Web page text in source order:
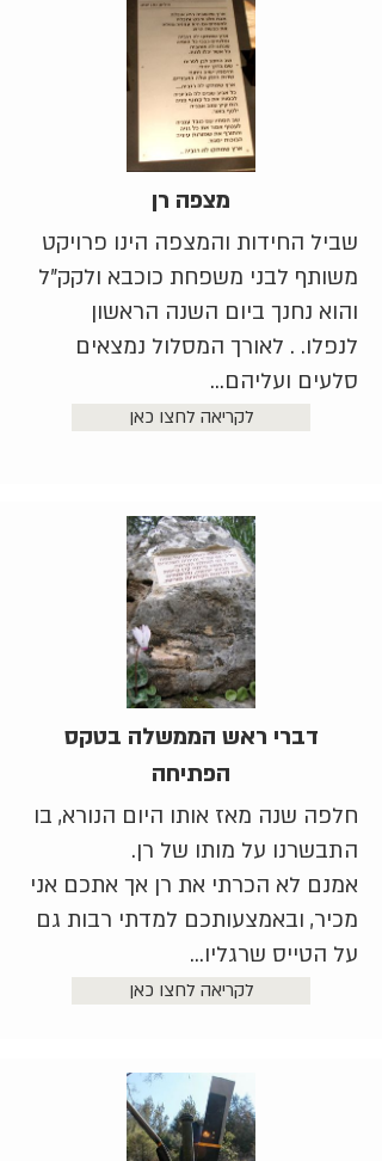
מצפה רן
שביל החידות והמצפה הינו פרויקט
משותף לבני משפחת כוכבא ולקק"ל
והוא נחנך ביום השנה הראשון
לנפלו. . לאורך המסלול נמצאים
סלעים ועליהם...
לקריאה לחצו כאן
דברי ראש הממשלה בטקס
הפתיחה
חלפה שנה מאז אותו היום הנורא, בו
התבשרנו על מותו של רן.
אמנם לא הכרתי את רן אך אתכם אני
מכיר, ובאמצעותכם למדתי רבות גם
על הטייס שרגליו...
לקריאה לחצו כאן